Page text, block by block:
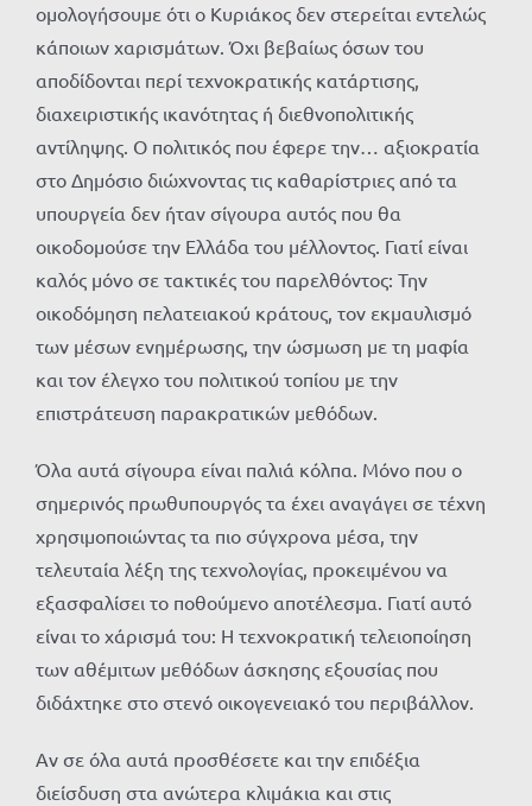
ομολογήσουμε ότι ο Κυριάκος δεν στερείται εντελώς
κάποιων χαρισμάτων. Όχι βεβαίως όσων του
αποδίδονται περί τεχνοκρατικής κατάρτισης,
διαχειριστικής ικανότητας ή διεθνοπολιτικής
αντίληψης. Ο πολιτικός που έφερε την… αξιοκρατία
στο Δημόσιο διώχνοντας τις καθαρίστριες από τα
υπουργεία δεν ήταν σίγουρα αυτός που θα
οικοδομούσε την Ελλάδα του μέλλοντος. Γιατί είναι
καλός μόνο σε τακτικές του παρελθόντος: Την
οικοδόμηση πελατειακού κράτους, τον εκμαυλισμό
των μέσων ενημέρωσης, την ώσμωση με τη μαφία
και τον έλεγχο του πολιτικού τοπίου με την
επιστράτευση παρακρατικών μεθόδων.
Όλα αυτά σίγουρα είναι παλιά κόλπα. Μόνο που ο
σημερινός πρωθυπουργός τα έχει αναγάγει σε τέχνη
χρησιμοποιώντας τα πιο σύγχρονα μέσα, την
τελευταία λέξη της τεχνολογίας, προκειμένου να
εξασφαλίσει το ποθούμενο αποτέλεσμα. Γιατί αυτό
είναι το χάρισμά του: Η τεχνοκρατική τελειοποίηση
των αθέμιτων μεθόδων άσκησης εξουσίας που
διδάχτηκε στο στενό οικογενειακό του περιβάλλον.
Αν σε όλα αυτά προσθέσετε και την επιδέξια
διείσδυση στα ανώτερα κλιμάκια και στις